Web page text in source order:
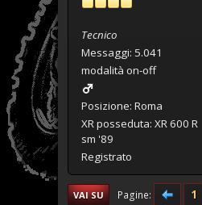
Tecnico
Messaggi: 5.041
modalità on-off
Posizione: Roma
XR posseduta: XR 600 R
sm '89
Registrato
VAI SU Pagine 1